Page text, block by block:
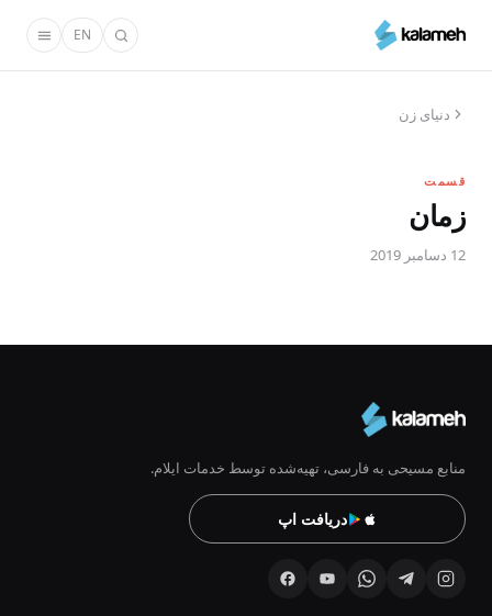
محتوای
EN
دنیای زن
قسمت
زمان
12 دسامبر 2019
منابع مسیحی به فارسی، تهیه‌شده توسط خدمات ایلام.
دریافت اپ